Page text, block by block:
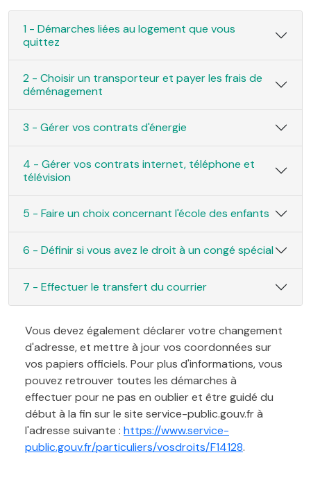
1 - Démarches liées au logement que vous
quittez
2 - Choisir un transporteur et payer les frais de
déménagement
3 - Gérer vos contrats d'énergie
4 - Gérer vos contrats internet, téléphone et
télévision
5 - Faire un choix concernant l'école des enfants
6 - Définir si vous avez le droit à un congé spécial
7 - Effectuer le transfert du courrier
Vous devez également déclarer votre changement
d'adresse, et mettre à jour vos coordonnées sur
vos papiers officiels. Pour plus d'informations, vous
pouvez retrouver toutes les démarches à
effectuer pour ne pas en oublier et être guidé du
début à la fin sur le site service-public.gouv.fr à
l'adresse suivante : https://www.service-
public.gouv.fr/particuliers/vosdroits/F14128.